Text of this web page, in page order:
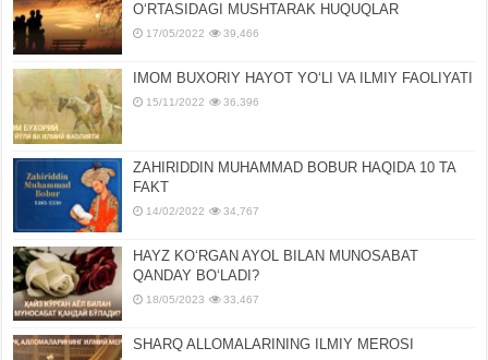
OʻRTASIDAGI MUSHTARAK HUQUQLAR
17/05/2022 39,466
IMOM BUXORIY HAYOT YOʻLI VA ILMIY FAOLIYATI
15/11/2022 36,396
ZAHIRIDDIN MUHAMMAD BOBUR HAQIDA 10 TA
FAKT
14/02/2022 34,767
HAYZ KOʻRGAN AYOL BILAN MUNOSABAT
QANDAY BOʻLADI?
18/05/2023 33,467
SHARQ ALLOMALARINING ILMIY MEROSI